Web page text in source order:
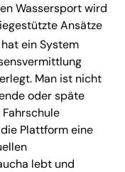
Wassersport wird
Ansätze
hat ein System
Man ist nicht
oder späte
Plattform eine
lebt und